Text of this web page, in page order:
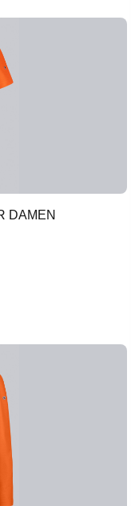
DAMEN